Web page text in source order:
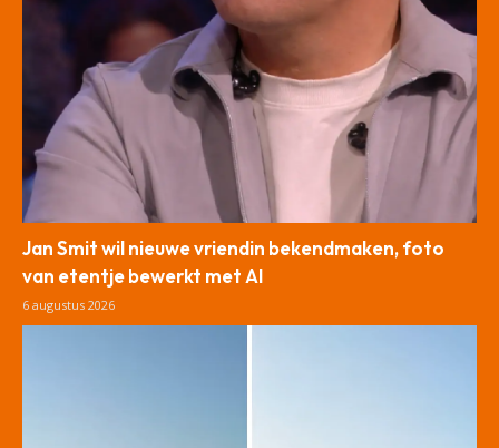
Jan Smit wil nieuwe vriendin bekendmaken, foto
van etentje bewerkt met AI
6 augustus 2026